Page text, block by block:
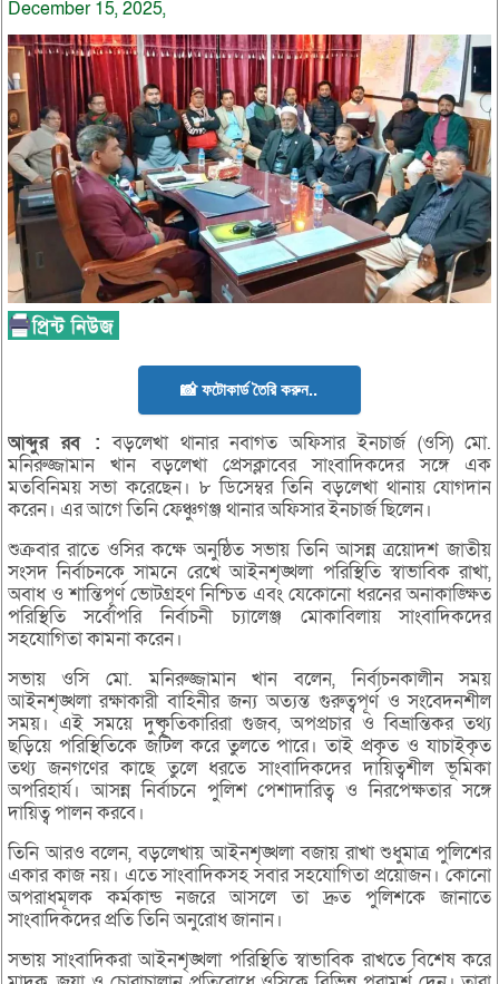
December 15, 2025,
📸 ফটোকার্ড তৈরি করুন..
আব্দুররব : বড়লেখা থানার নবাগত অফিসার ইনচার্জ (ওসি) মো.
মনিরুজ্জামান খান বড়লেখা প্রেসক্লাবের সাংবাদিকদের সঙ্গে এক
মতবিনিময় সভা করেছেন। ৮ ডিসেম্বর তিনি বড়লেখা থানায় যোগদান
করেন। এর আগে তিনি ফেঞ্চুগঞ্জ থানার অফিসার ইনচার্জ ছিলেন।
শুক্রবার রাতে ওসির কক্ষে অনুষ্ঠিত সভায় তিনি আসন্ন ত্রয়োদশ জাতীয়
সংসদ নির্বাচনকে সামনে রেখে আইনশৃঙ্খলা পরিস্থিতি স্বাভাবিক রাখা,
অবাধ ও শান্তিপূর্ণ ভোটগ্রহণ নিশ্চিত এবং যেকোনো ধরনের অনাকাঙ্ক্ষিত
পরিস্থিতি সর্বোপরি নির্বাচনী চ্যালেঞ্জ মোকাবিলায় সাংবাদিকদের
সহযোগিতা কামনা করেন।
সভায় ওসি মো. মনিরুজ্জামান খান বলেন, নির্বাচনকালীন সময়
আইনশৃঙ্খলা রক্ষাকারী বাহিনীর জন্য অত্যন্ত গুরুত্বপূর্ণ ও সংবেদনশীল
সময়। এই সময়ে দুষ্কৃতিকারিরা গুজব, অপপ্রচার ও বিভ্রান্তিকর তথ্য
ছড়িয়ে পরিস্থিতিকে জটিল করে তুলতে পারে। তাই প্রকৃত ও যাচাইকৃত
তথ্য জনগণের কাছে তুলে ধরতে সাংবাদিকদের দায়িত্বশীল ভূমিকা
অপরিহার্য। আসন্ন নির্বাচনে পুলিশ পেশাদারিত্ব ও নিরপেক্ষতার সঙ্গে
দায়িত্ব পালন করবে।
তিনি আরও বলেন, বড়লেখায় আইনশৃঙ্খলা বজায় রাখা শুধুমাত্র পুলিশের
একার কাজ নয়। এতে সাংবাদিকসহ সবার সহযোগিতা প্রয়োজন। কোনো
অপরাধমূলক কর্মকান্ড নজরে আসলে তা দ্রুত পুলিশকে জানাতে
সাংবাদিকদের প্রতি তিনি অনুরোধ জানান।
সভায় সাংবাদিকরা আইনশৃঙ্খলা পরিস্থিতি স্বাভাবিক রাখতে বিশেষ করে